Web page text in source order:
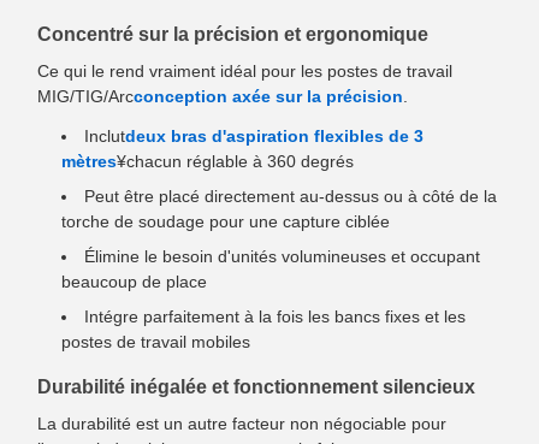
Concentré sur la précision et ergonomique
Ce qui le rend vraiment idéal pour les postes de travail
MIG/TIG/Arcconception axée sur la précision
Inclutdeux bras d'aspiration flexibles de 3
mètres¥chacun réglable à 360 degrés
Peut être placé directement au-dessus ou à côté de la
torche de soudage pour une capture ciblée
Élimine le besoin d'unités volumineuses et occupant
beaucoup de place
Intégre parfaitement à la fois les bancs fixes et les
postes de travail mobiles
Durabilité inégalée et fonctionnement silencieux
La durabilité est un autre facteur non négociable pour